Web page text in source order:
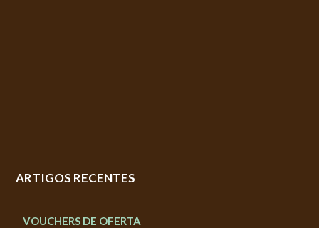
ARTIGOS RECENTES
VOUCHERS DE OFERTA